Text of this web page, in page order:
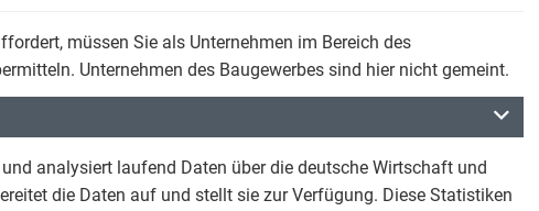
müssen Sie als Unternehmen im Bereich des
Unternehmen des Baugewerbes sind hier nicht gemeint.
analysiert laufend Daten über die deutsche Wirtschaft und
die Daten auf und stellt sie zur Verfügung. Diese Statistiken